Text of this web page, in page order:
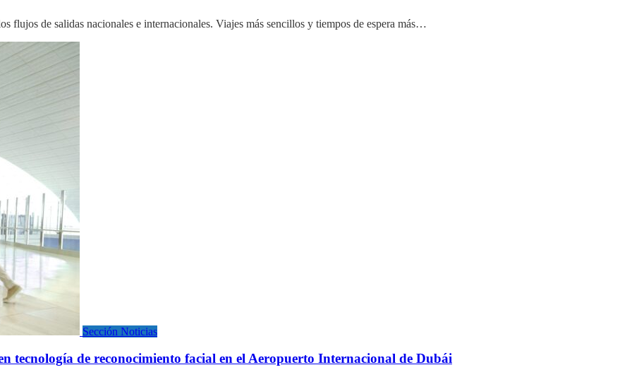
flujos de salidas nacionales e internacionales. Viajes más sencillos y tiempos de espera más…
Sección Noticias
tecnología de reconocimiento facial en el Aeropuerto Internacional de Dubái